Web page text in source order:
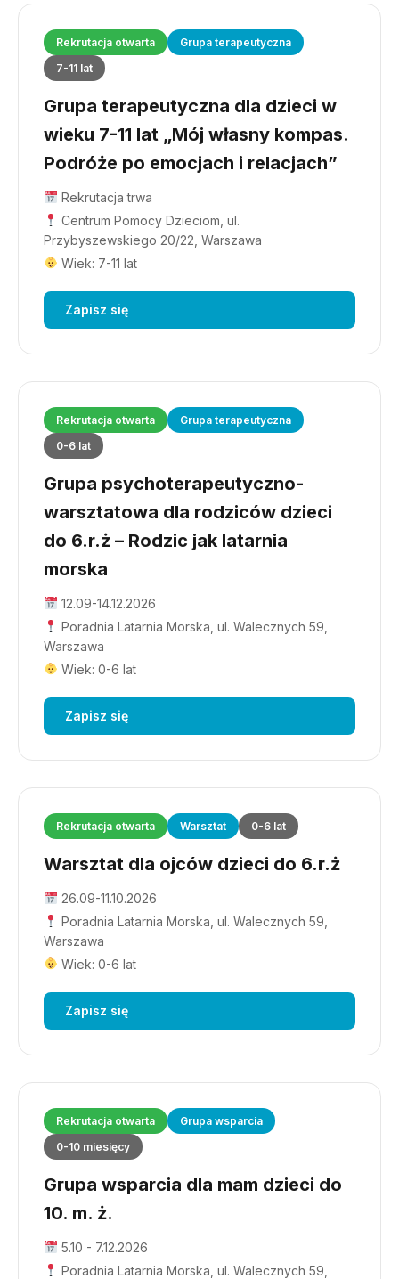
Rekrutacja otwarta
Grupa terapeutyczna
7-11 lat
Grupa terapeutyczna dla dzieci w
wieku 7-11 lat „Mój własny kompas.
Podróże po emocjach i relacjach”
Rekrutacja trwa
Centrum Pomocy Dzieciom, ul.
Przybyszewskiego 20/22, Warszawa
Wiek: 7-11 lat
Zapisz się
Rekrutacja otwarta
Grupa terapeutyczna
0-6 lat
Grupa psychoterapeutyczno-
warsztatowa dla rodziców dzieci
do 6.r.ż – Rodzic jak latarnia
morska
12.09-14.12.2026
Poradnia Latarnia Morska, ul. Walecznych 59,
Warszawa
Wiek: 0-6 lat
Zapisz się
Rekrutacja otwarta Warsztat 0-6 lat
Warsztat dla ojców dzieci do 6.r.ż
26.09-11.10.2026
Poradnia Latarnia Morska, ul. Walecznych 59,
Warszawa
Wiek: 0-6 lat
Zapisz się
Rekrutacja otwarta
Grupa wsparcia
0-10 miesięcy
Grupa wsparcia dla mam dzieci do
10. m. ż.
5.10 - 7.12.2026
Poradnia Latarnia Morska, ul. Walecznych 59,